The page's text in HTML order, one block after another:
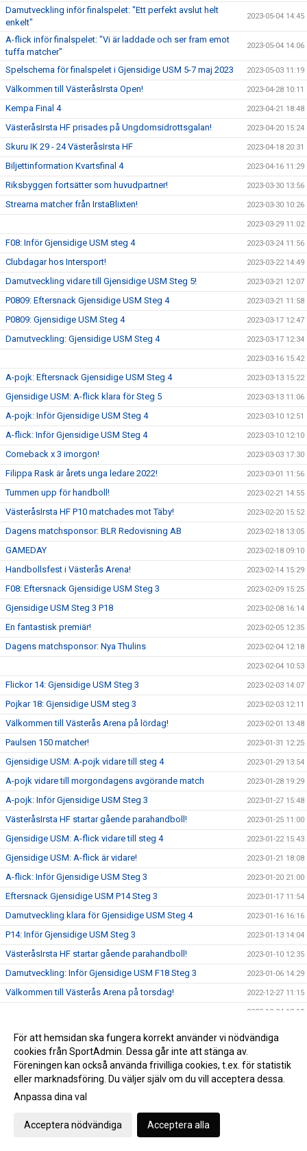
Damutveckling inför finalspelet: "Ett perfekt avslut helt
enkelt"
2023-05-04 14:45
A-flick inför finalspelet: "Vi är laddade och ser fram emot
tuffa matcher"
2023-05-04 14:06
Spelschema för finalspelet i Gjensidige USM 5-7 maj 2023 2023-05-03 11:19
Välkommen till VästeråsIrsta Open! 2023-04-28 10:11
Kempa Final 4 2023-04-21 18:48
VästeråsIrsta HF prisades på Ungdomsidrottsgalan! 2023-04-20 15:24
Skuru IK 29 - 24 VästeråsIrsta HF 2023-04-18 20:31
Biljettinformation Kvartsfinal 4 2023-04-16 11:29
Riksbyggen fortsätter som huvudpartner! 2023-03-30 13:56
Streama matcher från IrstaBlixten! 2023-03-30 10:26
2023-03-29 11:02
F08: Inför Gjensidige USM steg 4 2023-03-24 11:56
Clubdagar hos Intersport! 2023-03-22 14:49
Damutveckling vidare till Gjensidige USM Steg 5! 2023-03-21 12:07
P0809: Eftersnack Gjensidige USM Steg 4 2023-03-21 11:58
P0809: Gjensidige USM Steg 4 2023-03-17 12:47
Damutveckling: Gjensidige USM Steg 4 2023-03-17 12:34
2023-03-16 15:42
A-pojk: Eftersnack Gjensidige USM Steg 4 2023-03-13 15:22
Gjensidige USM: A-flick klara för Steg 5 2023-03-13 11:06
A-pojk: Inför Gjensidige USM Steg 4 2023-03-10 12:51
A-flick: Inför Gjensidige USM Steg 4 2023-03-10 12:10
Comeback x 3 imorgon! 2023-03-03 17:30
Filippa Rask är årets unga ledare 2022! 2023-03-01 11:56
Tummen upp för handboll! 2023-02-21 14:55
VästeråsIrsta HF P10 matchades mot Täby! 2023-02-20 15:52
Dagens matchsponsor: BLR Redovisning AB 2023-02-18 13:05
GAMEDAY 2023-02-18 09:10
Handbollsfest i Västerås Arena! 2023-02-14 15:29
F08: Eftersnack Gjensidige USM Steg 3 2023-02-09 15:25
Gjensidige USM Steg 3 P18 2023-02-08 16:14
En fantastisk premiär! 2023-02-05 12:35
Dagens matchsponsor: Nya Thulins 2023-02-04 12:18
2023-02-04 10:53
Flickor 14: Gjensidige USM Steg 3 2023-02-03 14:07
Pojkar 18: Gjensidige USM steg 3 2023-02-03 12:11
Välkommen till Västerås Arena på lördag! 2023-02-01 13:48
Paulsen 150 matcher! 2023-01-31 12:25
Gjensidige USM: A-pojk vidare till steg 4 2023-01-29 13:54
A-pojk vidare till morgondagens avgörande match 2023-01-28 19:29
A-pojk: Inför Gjensidige USM Steg 3 2023-01-27 15:48
VästeråsIrsta HF startar gående parahandboll! 2023-01-25 11:00
Gjensidige USM: A-flick vidare till steg 4 2023-01-22 15:43
Gjensidige USM: A-flick är vidare! 2023-01-21 18:08
A-flick: Inför Gjensidige USM Steg 3 2023-01-20 21:00
Eftersnack Gjensidige USM P14 Steg 3 2023-01-17 11:54
Damutveckling klara för Gjensidige USM Steg 4 2023-01-16 16:16
P14: Inför Gjensidige USM Steg 3 2023-01-13 14:04
VästeråsIrsta HF startar gående parahandboll! 2023-01-10 12:35
Damutveckling: Inför Gjensidige USM F18 Steg 3 2023-01-06 14:29
Välkommen till Västerås Arena på torsdag! 2022-12-27 11:15
2022-12-24 13:10
Vill du vara ledare inom Parahandboll?
Limited Edition: Vickan Tribute 2022-12-14 12:42
F08: "Vi ser fram emot utmaningen i helgen"
För att hemsidan ska fungera korrekt använder vi nödvändiga
cookies från SportAdmin. Dessa går inte att stänga av.
Föreningen kan också använda frivilliga cookies, t.ex. för statistik
eller marknadsföring. Du väljer själv om du vill acceptera dessa.
Anpassa dina val
Acceptera nödvändiga Acceptera alla